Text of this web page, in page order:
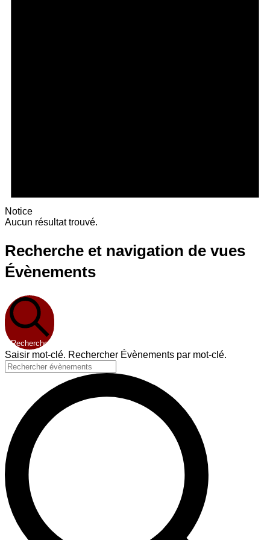
Notice
Aucun résultat trouvé.
Recherche et navigation de vues
Évènements
Recherche
Saisir mot-clé. Rechercher Évènements par mot-clé.